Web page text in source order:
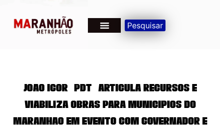
Pesquisar
João Igor (PDT) articula recursos e
viabiliza obras para municípios do
Maranhão em evento com governador e